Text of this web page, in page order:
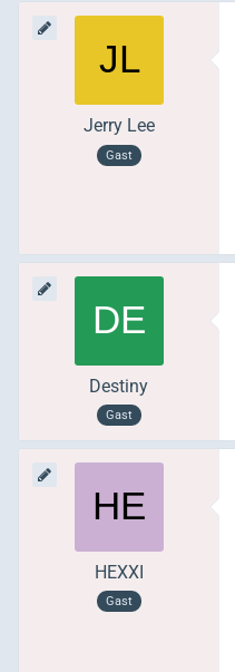
Jerry Lee
Gast
Destiny
Gast
HEXXI
Gast